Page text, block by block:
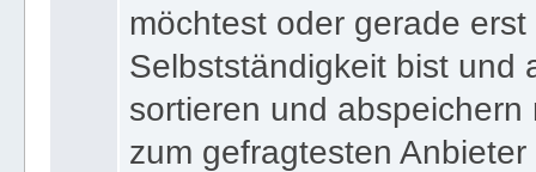
möchtest oder gerade
Selbstständigkeit bist und
sortieren und
zum gefragtesten